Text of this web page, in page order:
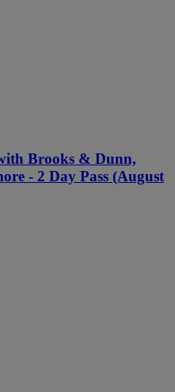
Brooks & Dunn,
- 2 Day Pass (August